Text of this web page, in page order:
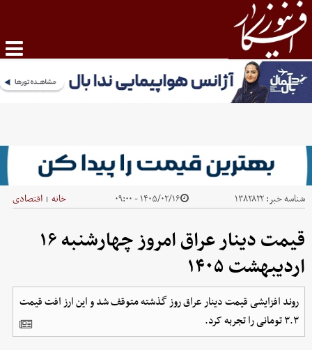
شناسه خبر:۱۳۸۲۸۲۲ ۱۴۰۵/۰۲/۱۶ - ۰۹:۰۰ خانه | اقتصادی
قیمت دینار عراق امروز چهارشنبه ۱۶
اردیبهشت ۱۴۰۵
روند افزایشی قیمت دینار عراق روز گذشته متوقف شد و این ارز افت قیمت
۳.۳ تومانی را تجربه کرد.